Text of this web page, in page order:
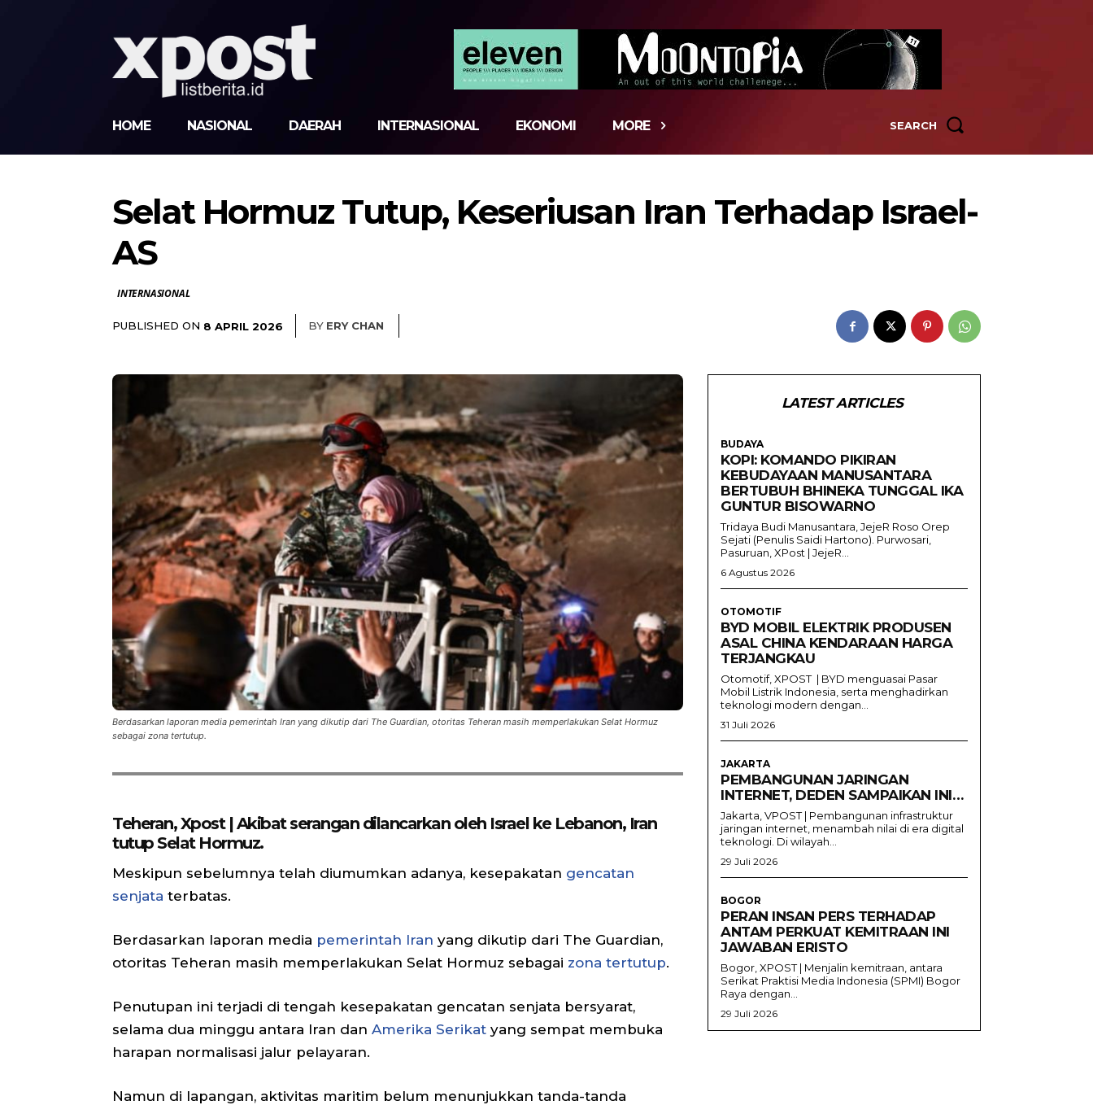
HOME NASIONAL DAERAH INTERNASIONAL EKONOMI MORE SEARCH
Selat Hormuz Tutup, Keseriusan Iran Terhadap Israel-
AS
INTERNASIONAL
PUBLISHED ON 8 APRIL 2026 BY ERY CHAN
Berdasarkan laporan media pemerintah Iran yang dikutip dari The Guardian, otoritas Teheran masih memperlakukan Selat Hormuz
sebagai zona tertutup.
Teheran, Xpost | Akibat serangan dilancarkan oleh Israel ke Lebanon, Iran
tutup Selat Hormuz.
Meskipun sebelumnya telah diumumkan adanya, kesepakatan gencatan
senjata terbatas.
Berdasarkan laporan media pemerintah Iran yang dikutip dari The Guardian,
otoritas Teheran masih memperlakukan Selat Hormuz sebagai zona tertutup.
Penutupan ini terjadi di tengah kesepakatan gencatan senjata bersyarat,
selama dua minggu antara Iran dan Amerika Serikat yang sempat membuka
harapan normalisasi jalur pelayaran.
Namun di lapangan, aktivitas maritim belum menunjukkan tanda-tanda
LATEST ARTICLES
BUDAYA
KOPI: KOMANDO PIKIRAN
KEBUDAYAAN MANUSANTARA
BERTUBUH BHINEKA TUNGGAL IKA
GUNTUR BISOWARNO
Tridaya Budi Manusantara, JejeR Roso Orep
Sejati (Penulis Saidi Hartono). Purwosari,
Pasuruan, XPost | JejeR...
6 Agustus 2026
OTOMOTIF
BYD MOBIL ELEKTRIK PRODUSEN
ASAL CHINA KENDARAAN HARGA
TERJANGKAU
Otomotif, XPOST | BYD menguasai Pasar
Mobil Listrik Indonesia, serta menghadirkan
teknologi modern dengan...
31 Juli 2026
JAKARTA
PEMBANGUNAN JARINGAN
INTERNET, DEDEN SAMPAIKAN INI…
Jakarta, VPOST | Pembangunan infrastruktur
jaringan internet, menambah nilai di era digital
teknologi. Di wilayah...
29 Juli 2026
BOGOR
PERAN INSAN PERS TERHADAP
ANTAM PERKUAT KEMITRAAN INI
JAWABAN ERISTO
Bogor, XPOST | Menjalin kemitraan, antara
Serikat Praktisi Media Indonesia (SPMI) Bogor
Raya dengan...
29 Juli 2026